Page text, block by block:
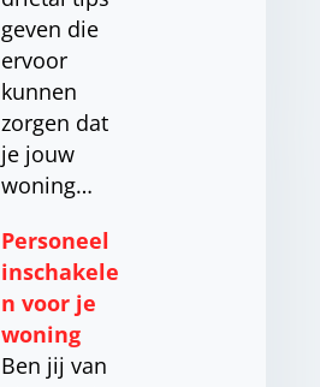
geven die
ervoor
kunnen
zorgen dat
je jouw
woning…
Personeel
inschakele
n voor je
woning
Ben jij van